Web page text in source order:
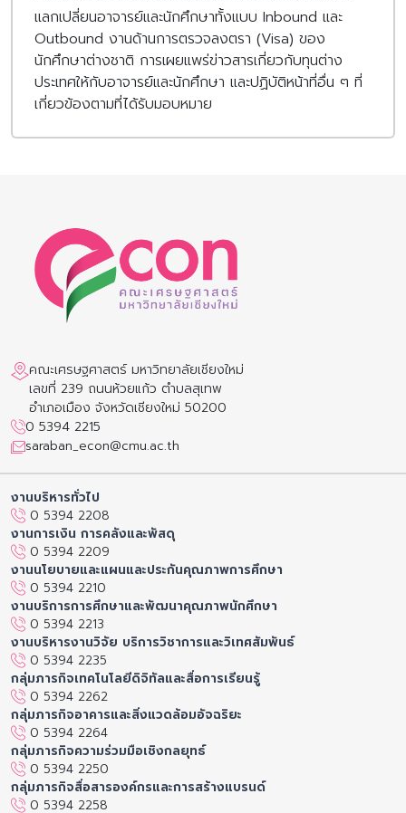
แลกเปลี่ยนอาจารย์และนักศึกษาทั้งแบบ Inbound และ
Outbound งานด้านการตรวจลงตรา (Visa) ของ
นักศึกษาต่างชาติ การเผยแพร่ข่าวสารเกี่ยวกับทุนต่าง
ประเทศให้กับอาจารย์และนักศึกษา และปฏิบัติหน้าที่อื่น ๆ ที่
เกี่ยวข้องตามที่ได้รับมอบหมาย
คณะเศรษฐศาสตร์ มหาวิทยาลัยเชียงใหม่
เลขที่ 239 ถนนห้วยแก้ว ตำบลสุเทพ
อำเภอเมือง จังหวัดเชียงใหม่ 50200
0 5394 2215
saraban_econ@cmu.ac.th
งานบริหารทั่วไป
0 5394 2208
งานการเงิน การคลังและพัสดุ
0 5394 2209
งานนโยบายและแผนและประกันคุณภาพการศึกษา
0 5394 2210
งานบริการการศึกษาและพัฒนาคุณภาพนักศึกษา
0 5394 2213
งานบริหารงานวิจัย บริการวิชาการและวิเทศสัมพันธ์
0 5394 2235
กลุ่มภารกิจเทคโนโลยีดิจิทัลและสื่อการเรียนรู้
0 5394 2262
กลุ่มภารกิจอาคารและสิ่งแวดล้อมอัจฉริยะ
0 5394 2264
กลุ่มภารกิจความร่วมมือเชิงกลยุทธ์
0 5394 2250
กลุ่มภารกิจสื่อสารองค์กรและการสร้างแบรนด์
0 5394 2258